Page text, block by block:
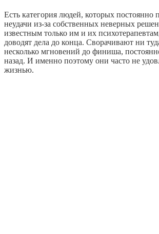
Есть категория людей, которых постоянно
неудачи из-за собственных неверных
известным только им и их
доводят дела до конца. Сворачивают ни
несколько мгновений до финиша,
назад. И именно поэтому они часто не
жизнью.